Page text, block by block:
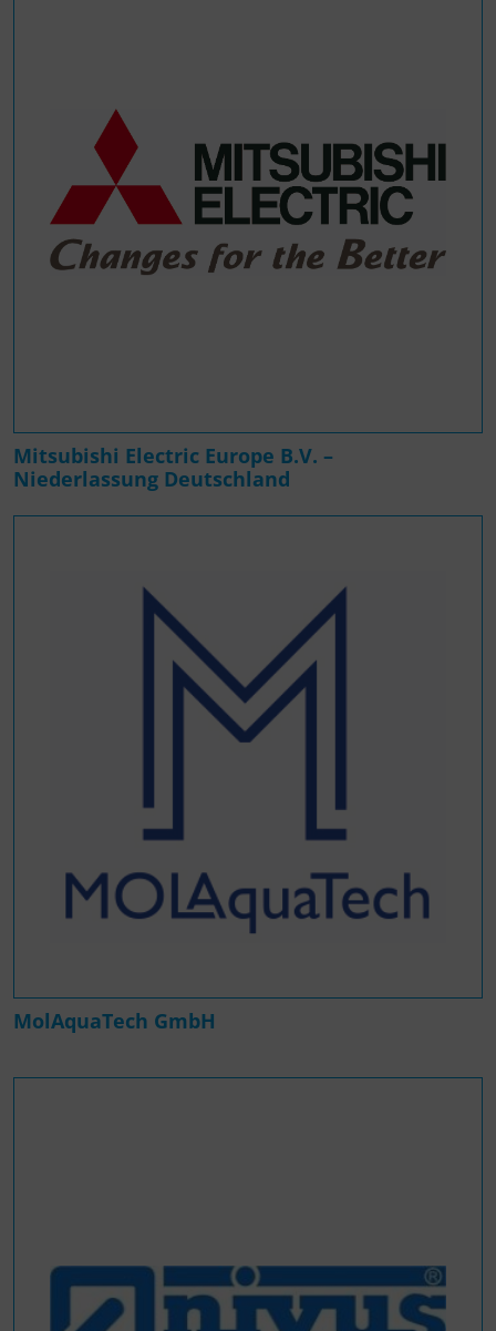
Mitsubishi Electric Europe B.V. –
Niederlassung Deutschland
MolAquaTech GmbH